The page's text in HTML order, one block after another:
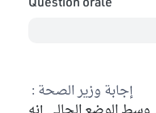
إجابة وزير الصحة :